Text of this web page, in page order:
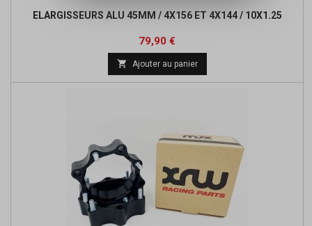
ELARGISSEURS ALU 45MM / 4X156 ET 4X144 / 10X1.25
Prix
79,90 €
 Ajouter au panier